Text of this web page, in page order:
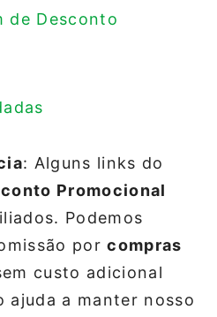
de Desconto
: Alguns links do
Promocional
Podemos
porcompras
custo adicional
ajuda a manter nosso